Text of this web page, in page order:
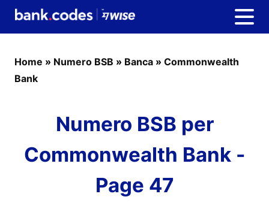
Home » Numero BSB » Banca » Commonwealth
Bank
Numero BSB per
Commonwealth Bank -
Page 47